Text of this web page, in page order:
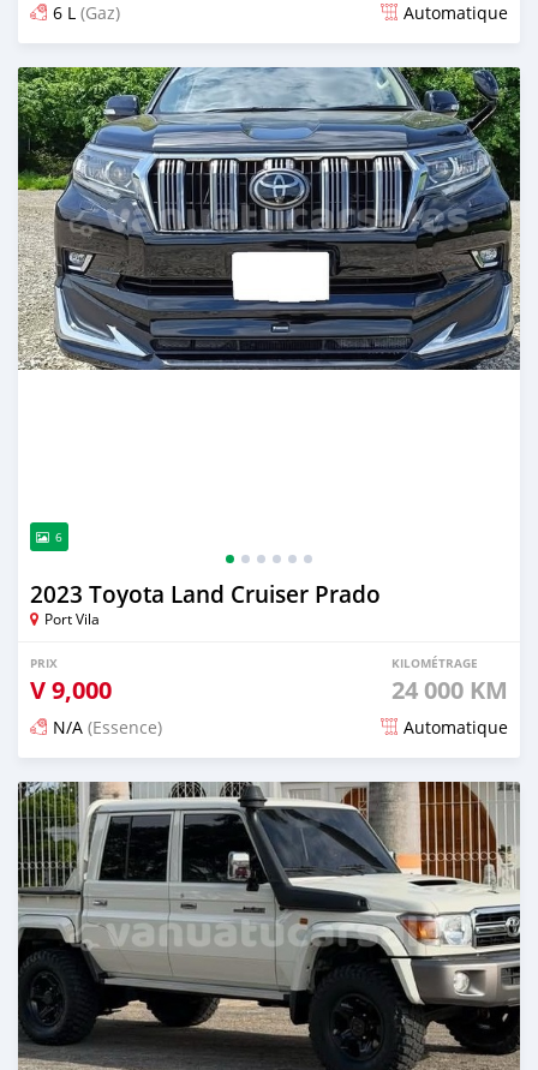
6 L (Gaz) Automatique
Publié il y a 15 jours
6
2023 Toyota Land Cruiser Prado
Port Vila
PRIX
V9,000
KILOMÉTRAGE
24 000 KM
N/A (Essence) Automatique
Publié il y a 17 jours